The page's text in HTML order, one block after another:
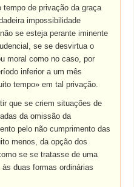
de privação da graça
impossibilidade
se esteja perante iminente
se se desvirtua o
moral como no caso, por
inferior a um mês
tempo» em tal privação.
que se criem situações de
da omissão da
pelo não cumprimento das
menos, da opção dos
se se tratasse de uma
duas formas ordinárias